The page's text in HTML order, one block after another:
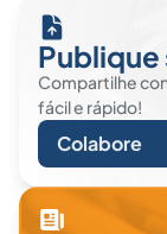
Publique
Compartilhe
fácil e rápido!
Colabore